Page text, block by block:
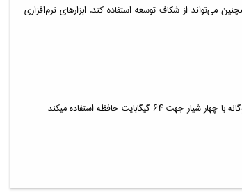
می‌تواند از شکاف توسعه استفاده کند. ابزارهای نرم‌افزاری